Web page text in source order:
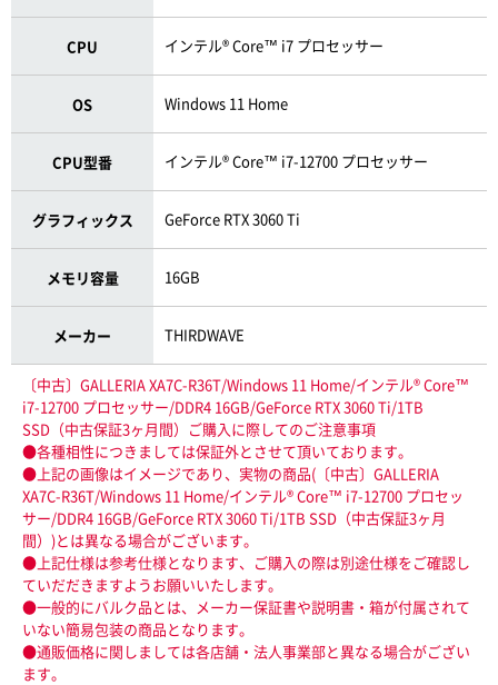
CPU インテル® Core™ i7 プロセッサー
OS Windows 11 Home
CPU型番 インテル® Core™ i7-12700 プロセッサー
グラフィックス GeForce RTX 3060 Ti
メモリ容量 16GB
メーカー THIRDWAVE
〔中古〕GALLERIA XA7C-R36T/Windows 11 Home/インテル® Core™
i7-12700 プロセッサー/DDR4 16GB/GeForce RTX 3060 Ti/1TB
SSD（中古保証3ヶ月間）ご購入に際してのご注意事項
●各種相性につきましては保証外とさせて頂いております。
●上記の画像はイメージであり、実物の商品(〔中古〕GALLERIA
XA7C-R36T/Windows 11 Home/インテル® Core™ i7-12700 プロセッ
サー/DDR4 16GB/GeForce RTX 3060 Ti/1TB SSD（中古保証3ヶ月
間）)とは異なる場合がございます。
●上記仕様は参考仕様となります、ご購入の際は別途仕様をご確認し
ていだだきますようお願いいたします。
●一般的にバルク品とは、メーカー保証書や説明書・箱が付属されて
いない簡易包装の商品となります。
●通販価格に関しましては各店舗・法人事業部と異なる場合がござい
ます。